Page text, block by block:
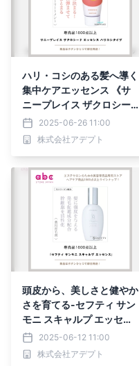
ハリ・コシのある髪へ導く
集中ケアエッセンス 《サ
ニープレイス ザクロシー
ド エッセンス ハリコシタ
イプ》
2025-06-26 11:00
株式会社アデプト
頭皮から、美しさと健やか
さを育てる-セフティ サン
モニ スキャルプ エッセン
ス
2025-06-12 11:00
株式会社アデプト